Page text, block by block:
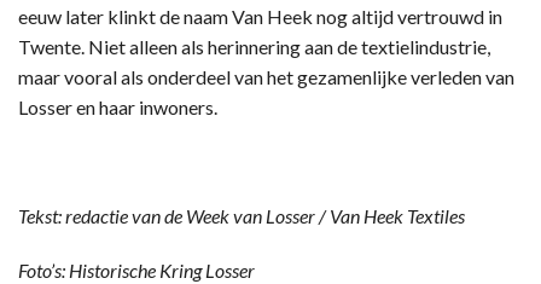
eeuw later klinkt de naam Van Heek nog altijd vertrouwd in
Twente. Niet alleen als herinnering aan de textielindustrie,
maar vooral als onderdeel van het gezamenlijke verleden van
Losser en haar inwoners.
Tekst: redactie van de Week van Losser / Van Heek Textiles
Foto’s: Historische Kring Losser